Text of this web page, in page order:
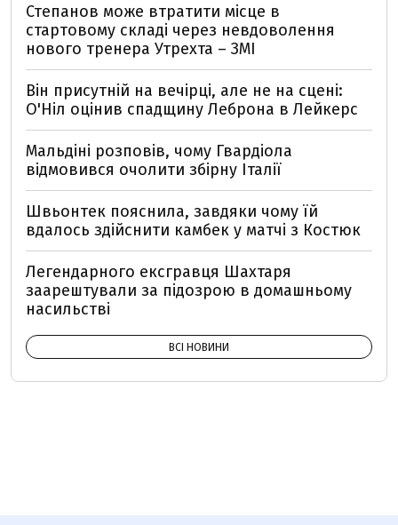
Степанов може втратити місце в
стартовому складі через невдоволення
нового тренера Утрехта – ЗМІ
Він присутній на вечірці, але не на сцені:
О'Ніл оцінив спадщину Леброна в Лейкерс
Мальдіні розповів, чому Гвардіола
відмовився очолити збірну Італії
Швьонтек пояснила, завдяки чому їй
вдалось здійснити камбек у матчі з Костюк
Легендарного ексгравця Шахтаря
заарештували за підозрою в домашньому
насильстві
ВСІ НОВИНИ